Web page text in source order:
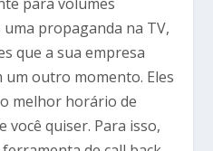
propaganda na TV,
que a sua empresa
outro momento. Eles
melhor horário de
você quiser. Para isso,